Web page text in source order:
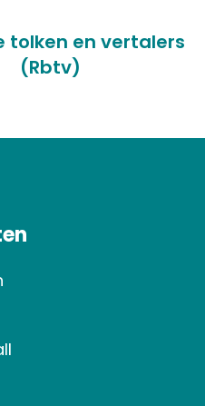
tolken en vertalers
(Rbtv)